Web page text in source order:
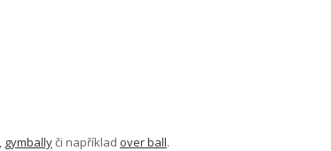
gymballyči například over ball.